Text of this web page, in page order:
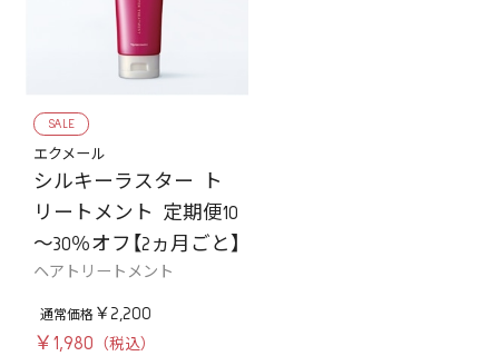
SALE
エクメール
シルキーラスター ト
リートメント 定期便10
～30％オフ【2ヵ月ごと】
ヘアトリートメント
￥2,200
￥1,980